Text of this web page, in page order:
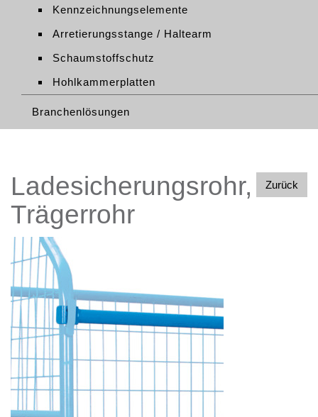
Kennzeichnungselemente
Arretierungsstange / Haltearm
Schaumstoffschutz
Hohlkammerplatten
Branchenlösungen
Zurück
Ladesicherungsrohr,
Trägerrohr